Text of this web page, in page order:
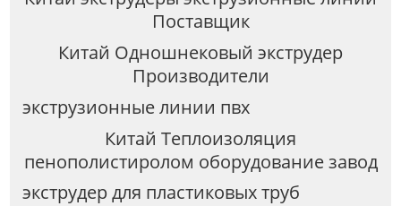
Поставщик
Китай Одношнековый экструдер
Производители
экструзионные линии пвх
Китай Теплоизоляция
пенополистиролом оборудование завод
экструдер для пластиковых труб